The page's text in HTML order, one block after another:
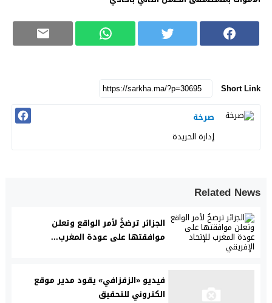
Short Link
صرخة
إدارة الحريدة
Related News
الجزائر ترضخُ لأمر الواقع وتعلن
موافقتها على عودة المغرب...
فيديو «الزفزافي» يقود مدير موقع
الكتروني للتحقيق